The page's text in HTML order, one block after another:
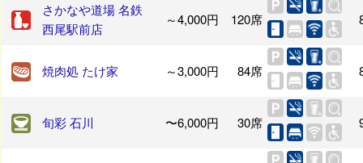
さかなや道場 名鉄
西尾駅前店
～4,000円 120席
焼肉処 たけ家 ～3,000円 84席
旬彩 石川 〜6,000円 30席